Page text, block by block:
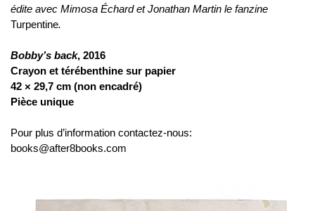
édite avec Mimosa Échard et Jonathan Martin le fanzine
Turpentine.
Bobby’s back, 2016
Crayon et térébenthine sur papier
42 × 29,7 cm (non encadré)
Pièce unique
Pour plus d’information contactez-nous:
books@after8books.com